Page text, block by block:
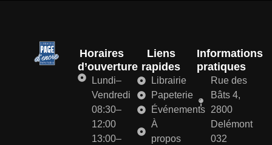
Horaires
d’ouverture
Lundi–
Vendredi
08:30–
12:00
13:00–
Liens
rapides
Librairie
Papeterie
Événements
À
propos
Informations
pratiques
Rue des
Bâts 4,
2800
Delémont
032